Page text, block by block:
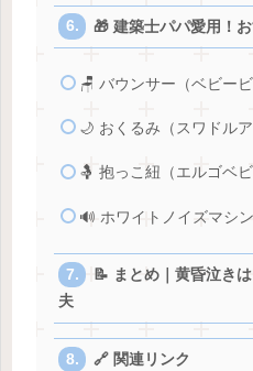
🎁 建築士パパ愛用！
🪑 バウンサー（ベビービ
🌙 おくるみ（スワドルア
🤱 抱っこ紐（エルゴベビ
🔊 ホワイトノイズマシン
📝 まとめ｜黄昏泣き
夫
🔗 関連リンク